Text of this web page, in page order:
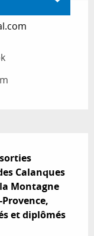
Calanques
Montagne
et diplômés